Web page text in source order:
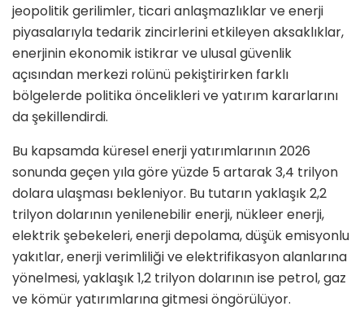
jeopolitik gerilimler, ticari anlaşmazlıklar ve enerji
piyasalarıyla tedarik zincirlerini etkileyen aksaklıklar,
enerjinin ekonomik istikrar ve ulusal güvenlik
açısından merkezi rolünü pekiştirirken farklı
bölgelerde politika öncelikleri ve yatırım kararlarını
da şekillendirdi.
Bu kapsamda küresel enerji yatırımlarının 2026
sonunda geçen yıla göre yüzde 5 artarak 3,4 trilyon
dolara ulaşması bekleniyor. Bu tutarın yaklaşık 2,2
trilyon dolarının yenilenebilir enerji, nükleer enerji,
elektrik şebekeleri, enerji depolama, düşük emisyonlu
yakıtlar, enerji verimliliği ve elektrifikasyon alanlarına
yönelmesi, yaklaşık 1,2 trilyon dolarının ise petrol, gaz
ve kömür yatırımlarına gitmesi öngörülüyor.